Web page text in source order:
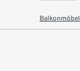
Balkonmöbel